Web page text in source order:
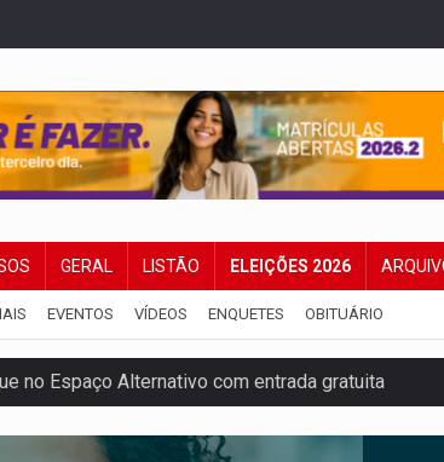
GERAL LISTÃO ELEIÇÕES 2026
EVENTOS VÍDEOS ENQUETES OBITUÁRIO
do cargo
durante expedição do SUS